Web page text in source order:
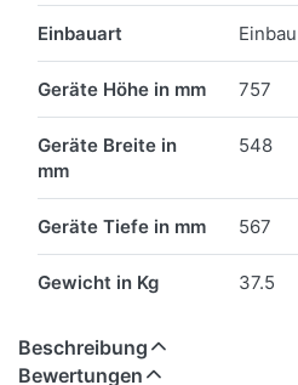
Einbauart Einbau
Geräte Höhe in mm 757
Geräte Breite in
mm
548
Geräte Tiefe in mm 567
Gewicht in Kg 37.5
Beschreibung
Bewertungen